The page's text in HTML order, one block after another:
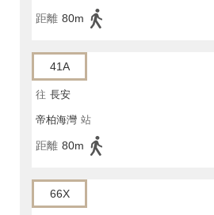
距離 80m
41A
往 長安
帝柏海灣 站
距離 80m
66X